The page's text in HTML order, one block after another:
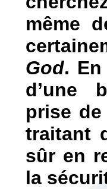
même
God.
d’une
prise
traitant
sûr en
la